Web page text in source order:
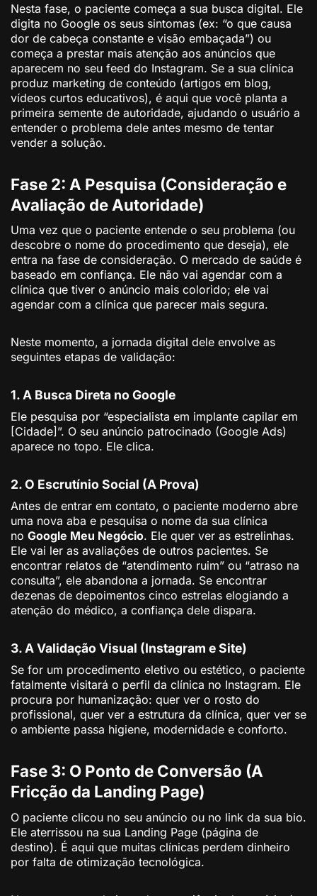
Nesta fase, o paciente começa a sua busca digital. Ele
digita no Google os seus sintomas (ex: “o que causa
dor de cabeça constante e visão embaçada”) ou
começa a prestar mais atenção aos anúncios que
aparecem no seu feed do Instagram. Se a sua clínica
produz marketing de conteúdo (artigos em blog,
vídeos curtos educativos), é aqui que você planta a
primeira semente de autoridade, ajudando o usuário a
entender o problema dele antes mesmo de tentar
vender a solução.
Fase 2: A Pesquisa (Consideração e
Avaliação de Autoridade)
Uma vez que o paciente entende o seu problema (ou
descobre o nome do procedimento que deseja), ele
entra na fase de consideração. O mercado de saúde é
baseado em confiança. Ele não vai agendar com a
clínica que tiver o anúncio mais colorido; ele vai
agendar com a clínica que parecer mais segura.
Neste momento, a jornada digital dele envolve as
seguintes etapas de validação:
1. A Busca Direta no Google
Ele pesquisa por “especialista em implante capilar em
[Cidade]”. O seu anúncio patrocinado (Google Ads)
aparece no topo. Ele clica.
2. O Escrutínio Social (A Prova)
Antes de entrar em contato, o paciente moderno abre
uma nova aba e pesquisa o nome da sua clínica
no Google Meu Negócio. Ele quer ver as estrelinhas.
Ele vai ler as avaliações de outros pacientes. Se
encontrar relatos de “atendimento ruim” ou “atraso na
consulta”, ele abandona a jornada. Se encontrar
dezenas de depoimentos cinco estrelas elogiando a
atenção do médico, a confiança dele dispara.
3. A Validação Visual (Instagram e Site)
Se for um procedimento eletivo ou estético, o paciente
fatalmente visitará o perfil da clínica no Instagram. Ele
procura por humanização: quer ver o rosto do
profissional, quer ver a estrutura da clínica, quer ver se
o ambiente passa higiene, modernidade e conforto.
Fase 3: O Ponto de Conversão (A
Fricção da Landing Page)
O paciente clicou no seu anúncio ou no link da sua bio.
Ele aterrissou na sua Landing Page (página de
destino). É aqui que muitas clínicas perdem dinheiro
por falta de otimização tecnológica.